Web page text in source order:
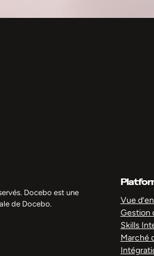
Docebo est une
de Docebo.
Vue
Gestion
Skills
Marché